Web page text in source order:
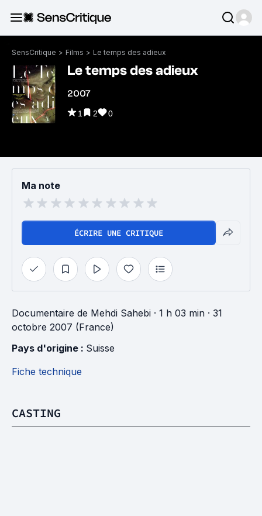
SensCritique > Films > Le temps des adieux
Le temps des adieux
2007
1 2 0
Ma note
ÉCRIRE UNE CRITIQUE
Documentaire de Mehdi Sahebi · 1 h 03 min · 31
octobre 2007 (France)
Pays d'origine : Suisse
Fiche technique
CASTING